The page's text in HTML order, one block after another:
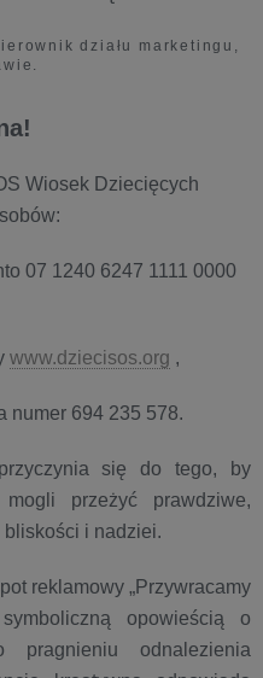
działu marketingu,
Wiosek Dziecięcych
07 1240 6247 1111 0000
www.dziecisos.org ,
numer 694 235 578.
się do tego, by
przeżyć prawdziwe,
bliskości i nadziei.
reklamowy „Przywracamy
opowieścią o
odnalezienia